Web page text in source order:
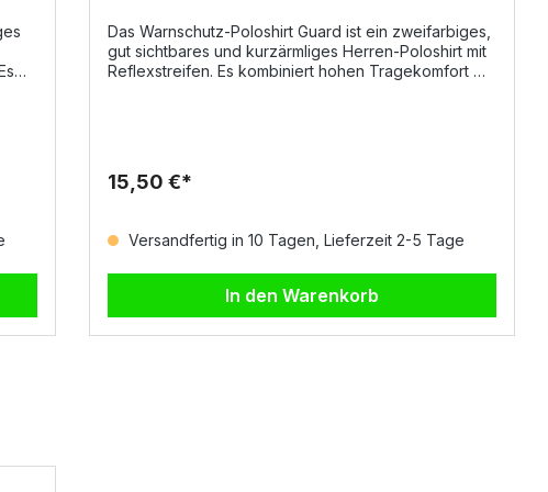
Das Warnschutz-Poloshirt Guard ist ein zweifarbiges,
gut sichtbares und kurzärmliges Herren-Poloshirt mit
Reflexstreifen. Es kombiniert hohen Tragekomfort mit
PerlmutteffektKragen und Ärmelbündchen aus
Feinripp mit feinem Profil in
BewegungsfreiheitNackenband für hohen
TragekomfortReflexstreifen für erhöhte Sichtbarkeit
bei schlechten Lichtverhältnissen Material &
EigenschaftenMaterial: 100 %
PolyesterFlächengewicht: 150 g/m²Leicht,
15,50 €*
Versandfertig in 10 Tagen, Lieferzeit 2-5 Tage
In den Warenkorb